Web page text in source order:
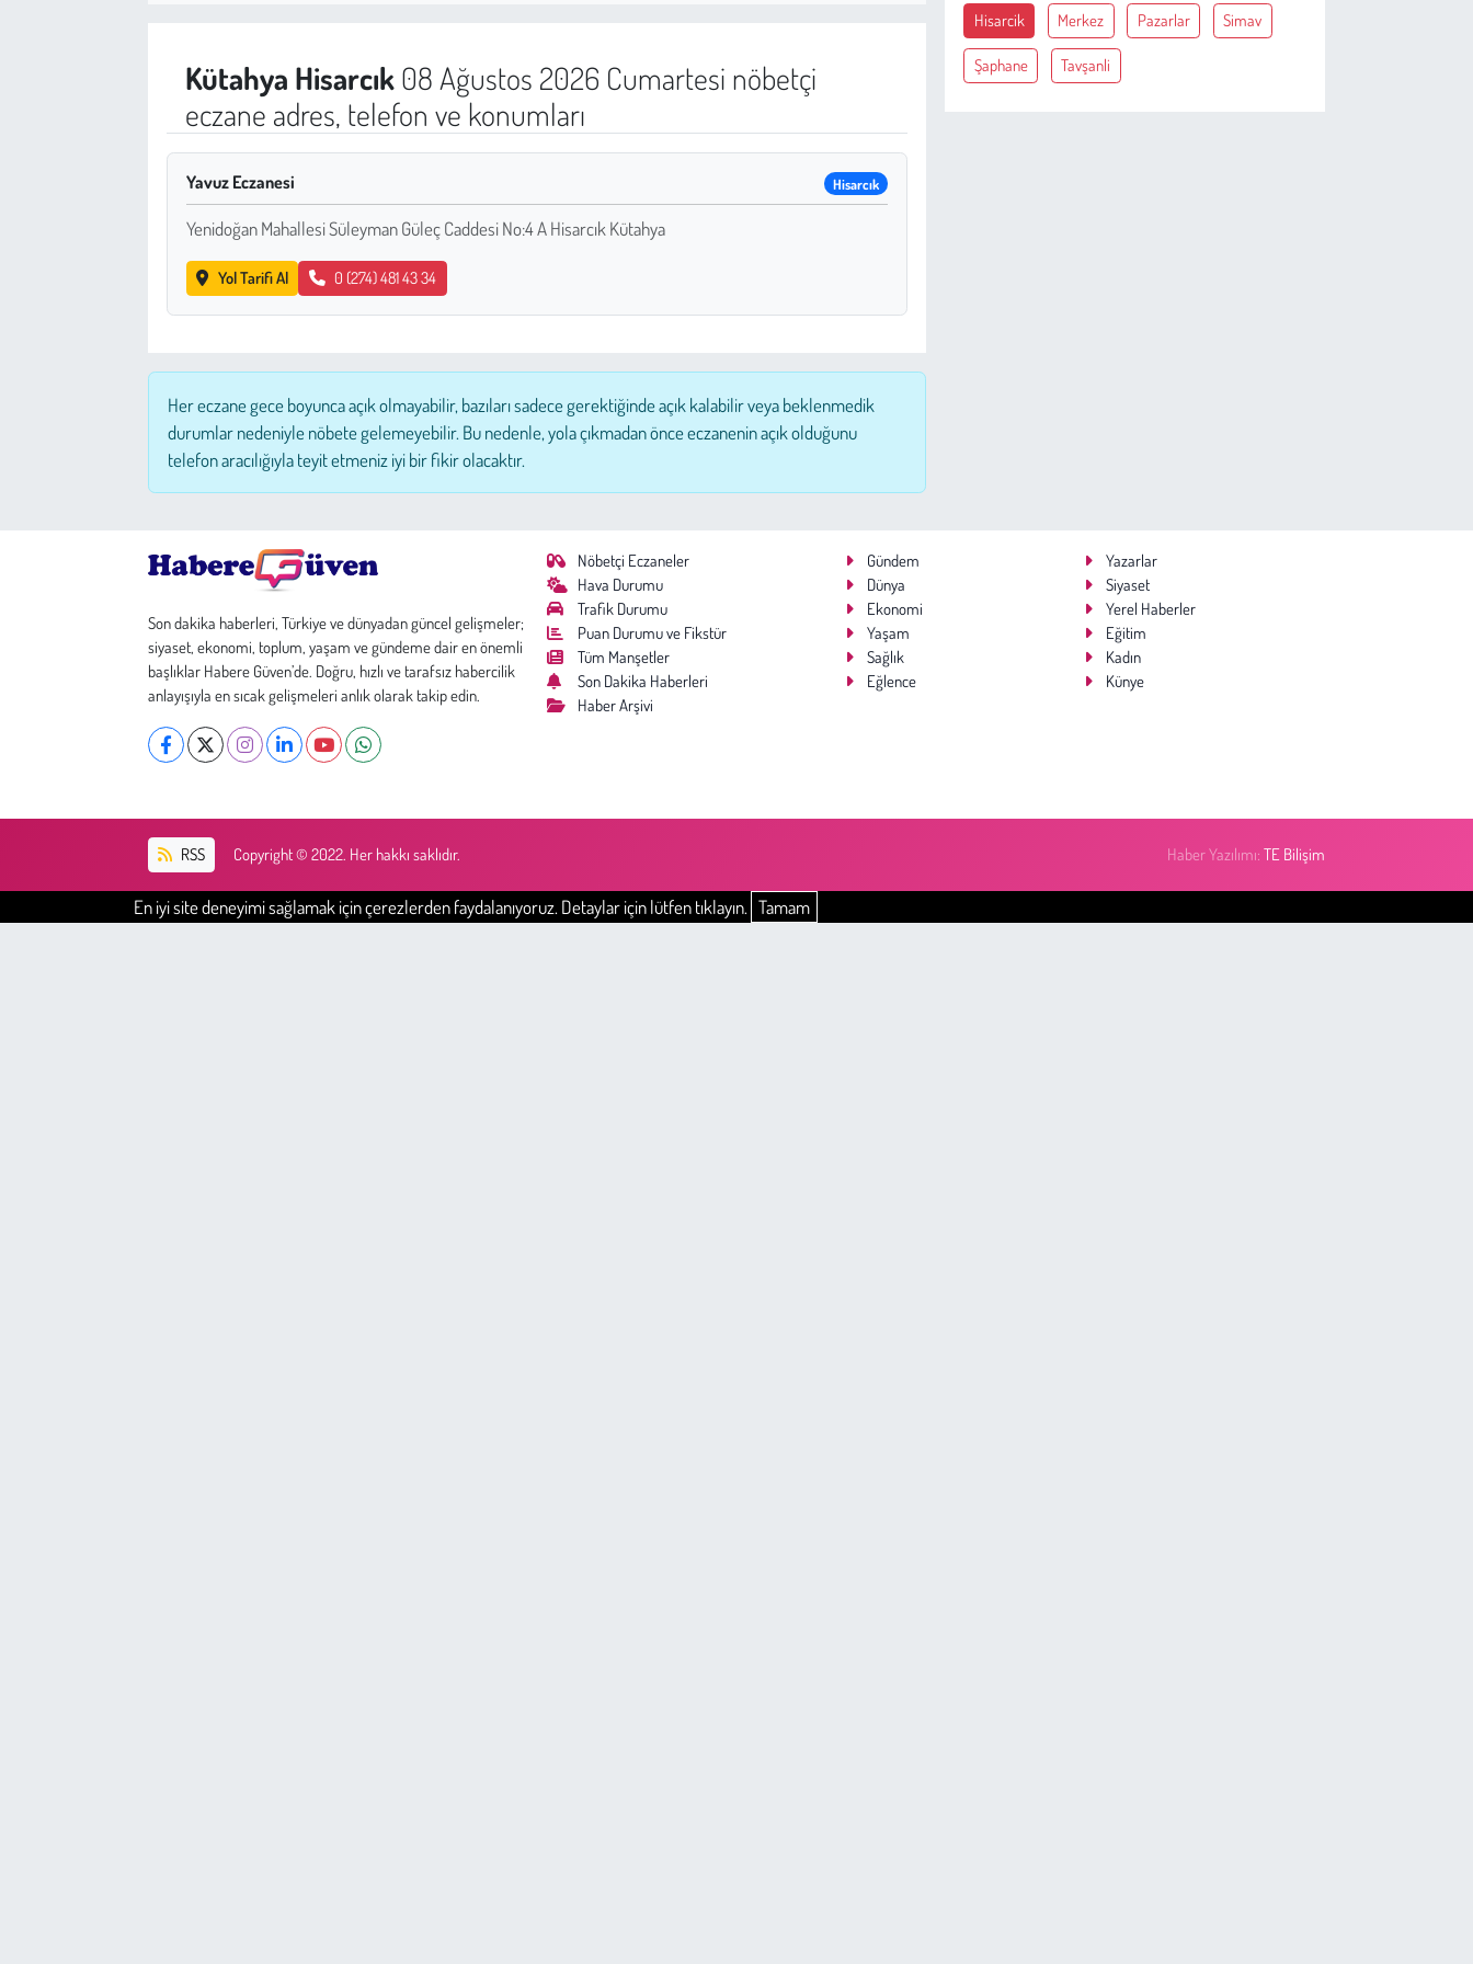
Kütahya Hisarcık08 Ağustos 2026 Cumartesi nöbetçi
eczane adres, telefon ve konumları
Yavuz Eczanesi Hisarcık
Yenidoğan Mahallesi Süleyman Güleç Caddesi No:4 A Hisarcık Kütahya
Yol Tarifi Al 0 (274) 481 43 34
Her eczane gece boyunca açık olmayabilir, bazıları sadece gerektiğinde açık kalabilir veya beklenmedik
durumlar nedeniyle nöbete gelemeyebilir. Bu nedenle, yola çıkmadan önce eczanenin açık olduğunu
telefon aracılığıyla teyit etmeniz iyi bir fikir olacaktır.
Hisarcik Merkez Pazarlar Simav
Şaphane Tavşanli
Son dakika haberleri, Türkiye ve dünyadan güncel gelişmeler;
siyaset, ekonomi, toplum, yaşam ve gündeme dair en önemli
başlıklar Habere Güven’de. Doğru, hızlı ve tarafsız habercilik
anlayışıyla en sıcak gelişmeleri anlık olarak takip edin.
Nöbetçi Eczaneler
Hava Durumu
Trafik Durumu
Puan Durumu ve Fikstür
Tüm Manşetler
Son Dakika Haberleri
Haber Arşivi
Gündem
Yazarlar
Dünya
Siyaset
Ekonomi
Yerel Haberler
Yaşam
Eğitim
Sağlık
Kadın
Eğlence
Künye
RSS Copyright © 2022. Her hakkı saklıdır. Haber Yazılımı:TE Bilişim
En iyi site deneyimi sağlamak için çerezlerden faydalanıyoruz. Detaylar için lütfen tıklayın. Tamam
Bilim - Teknoloji
Hayvan Hakları
Günün İçinden
Hukuk